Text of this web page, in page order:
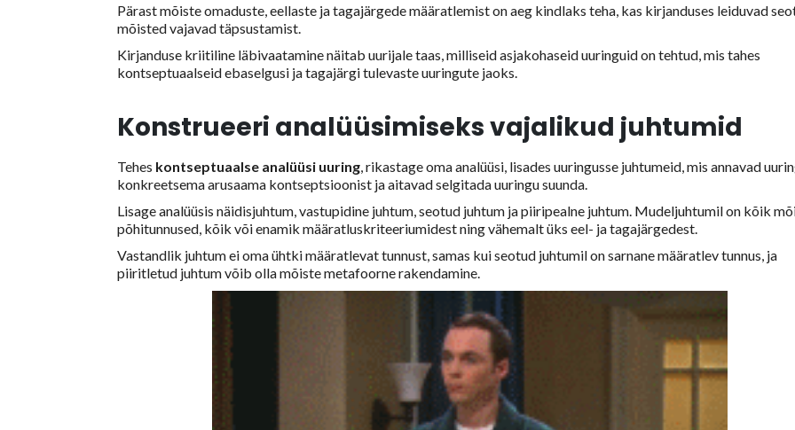
Pärast mõiste omaduste, eellaste ja tagajärgede määratlemist on aeg kindlaks teha, kas kirjanduses leiduvad
mõisted vajavad täpsustamist.
Kirjanduse kriitiline läbivaatamine näitab uurijale taas, milliseid asjakohaseid uuringuid on tehtud, mis tahes
kontseptuaalseid ebaselgusi ja tagajärgi tulevaste uuringute jaoks.
Konstrueeri analüüsimiseks vajalikud juhtumid
Tehes kontseptuaalse analüüsi uuring, rikastage oma analüüsi, lisades uuringusse juhtumeid, mis annavad
konkreetsema arusaama kontseptsioonist ja aitavad selgitada uuringu suunda.
Lisage analüüsis näidisjuhtum, vastupidine juhtum, seotud juhtum ja piiripealne juhtum. Mudeljuhtumil on kõik
põhitunnused, kõik või enamik määratluskriteeriumidest ning vähemalt üks eel- ja tagajärgedest.
Vastandlik juhtum ei oma ühtki määratlevat tunnust, samas kui seotud juhtumil on sarnane määratlev tunnus, ja
piiritletud juhtum võib olla mõiste metafoorne rakendamine.